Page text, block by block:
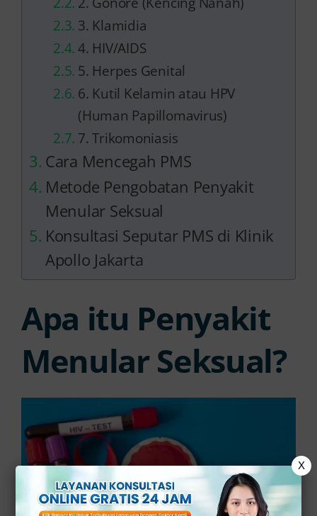
3. Klamidia
4. HIV/AIDS
5. Herpes Genital
6. Kutil Kelamin atau HPV
(Human Papillomavirus)
7. Trikomoniasis
Cara Mencegah PMS
Metode Pengobatan Penyakit
Menular Seksual
Konsultasi Seputar PMS di Klinik
Apollo Jakarta
Apa itu Penyakit
Menular Seksual?
X